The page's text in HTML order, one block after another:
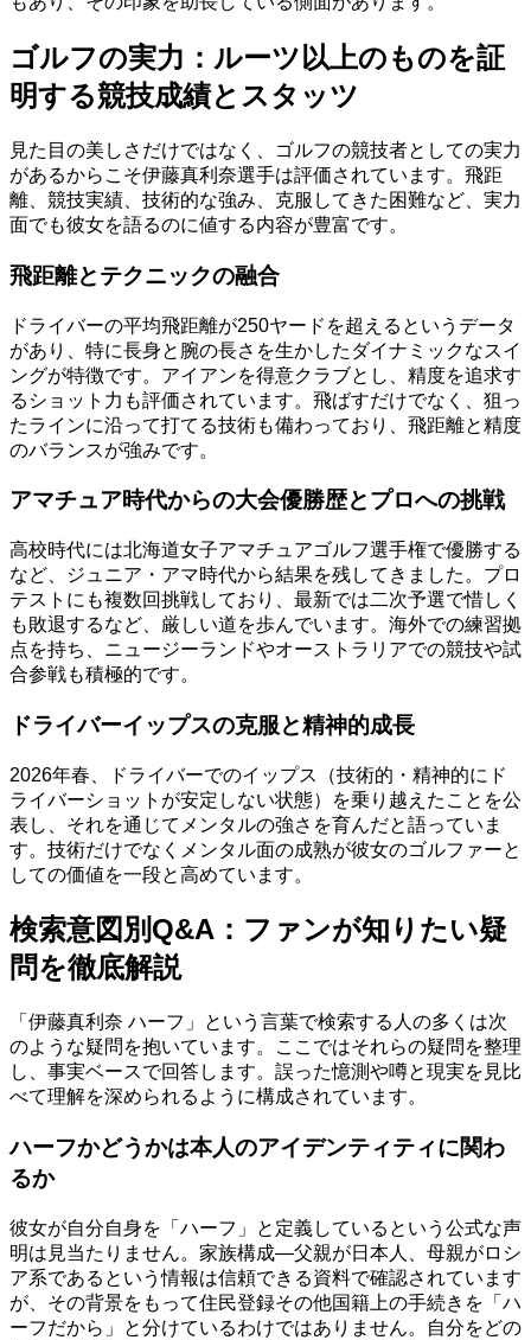
ゴルフの実力：ルーツ以上のものを証
明する競技成績とスタッツ
見た目の美しさだけではなく、ゴルフの競技者としての実力
があるからこそ伊藤真利奈選手は評価されています。飛距
離、競技実績、技術的な強み、克服してきた困難など、実力
面でも彼女を語るのに値する内容が豊富です。
飛距離とテクニックの融合
ドライバーの平均飛距離が250ヤードを超えるというデータ
があり、特に長身と腕の長さを生かしたダイナミックなスイ
ングが特徴です。アイアンを得意クラブとし、精度を追求す
るショット力も評価されています。飛ばすだけでなく、狙っ
たラインに沿って打てる技術も備わっており、飛距離と精度
のバランスが強みです。
アマチュア時代からの大会優勝歴とプロへの挑戦
高校時代には北海道女子アマチュアゴルフ選手権で優勝する
など、ジュニア・アマ時代から結果を残してきました。プロ
テストにも複数回挑戦しており、最新では二次予選で惜しく
も敗退するなど、厳しい道を歩んでいます。海外での練習拠
点を持ち、ニュージーランドやオーストラリアでの競技や試
合参戦も積極的です。
ドライバーイップスの克服と精神的成長
2026年春、ドライバーでのイップス（技術的・精神的にド
ライバーショットが安定しない状態）を乗り越えたことを公
表し、それを通じてメンタルの強さを育んだと語っていま
す。技術だけでなくメンタル面の成熟が彼女のゴルファーと
しての価値を一段と高めています。
検索意図別Q&A：ファンが知りたい疑
問を徹底解説
「伊藤真利奈 ハーフ」という言葉で検索する人の多くは次
のような疑問を抱いています。ここではそれらの疑問を整理
し、事実ベースで回答します。誤った憶測や噂と現実を見比
べて理解を深められるように構成されています。
ハーフかどうかは本人のアイデンティティに関わ
るか
彼女が自分自身を「ハーフ」と定義しているという公式な声
明は見当たりません。家族構成―父親が日本人、母親がロシ
ア系であるという情報は信頼できる資料で確認されています
が、その背景をもって住民登録その他国籍上の手続きを「ハ
ーフだから」と分けているわけではありません。自分をどの